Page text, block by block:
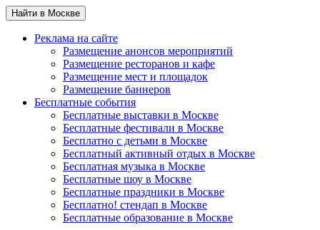
Найти в Москве
Реклама на сайте
Размещение анонсов мероприятий
Размещение ресторанов и кафе
Размещение мест и площадок
Размещение баннеров
Бесплатные события
Бесплатные выставки в Москве
Бесплатные фестивали в Москве
Бесплатно с детьми в Москве
Бесплатный активный отдых в Москве
Бесплатная музыка в Москве
Бесплатные шоу в Москве
Бесплатные праздники в Москве
Бесплатно! стендап в Москве
Бесплатные образование в Москве